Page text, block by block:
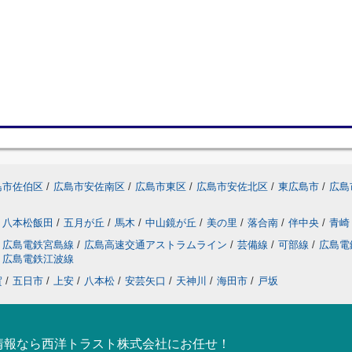
市佐伯区 / 広島市安佐南区 / 広島市東区 / 広島市安佐北区 / 東広島市 / 広
八本松飯田 / 五月が丘 / 馬木 / 中山鏡が丘 / 美の里 / 落合南 / 伴中央 / 青崎
広島電鉄宮島線 / 広島高速交通アストラムライン / 芸備線 / 可部線 / 広島
広島電鉄江波線
/ 五日市 / 上安 / 八本松 / 安芸矢口 / 天神川 / 海田市 / 戸坂
なら西洋トラスト株式会社にお任せ！